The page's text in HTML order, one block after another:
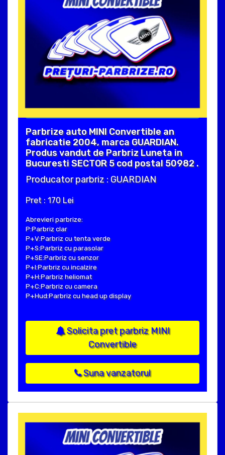
Parbrize auto MINI Convertible an
fabricatie 2004, marca GUARDIAN.
Produs vandut de Parbriz Luneta in
Bucuresti SECTOR 5 cod postal 50982 .
Producator parbriz : GUARDIAN
Pret : 170 Lei
Abrevieri parbrize:
P:Parbriz clar
P+V:Parbriz cu tenta verde
P+S:Parbriz cu parasolar
P+SE:Parbriz cu senzor
P+I:Parbriz cu incalzire
P+H:Parbriz heliomat
P+C:Parbriz cu camera
P+Hud:Parbriz cu head up display
Solicita pret parbriz MINI
Convertible
Suna vanzatorul